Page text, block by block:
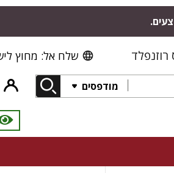
שלח אל: מחוץ
מודפסים